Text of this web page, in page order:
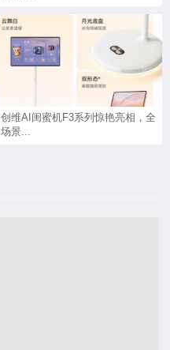
创维AI闺蜜机F3系列惊艳亮相，全
场景...